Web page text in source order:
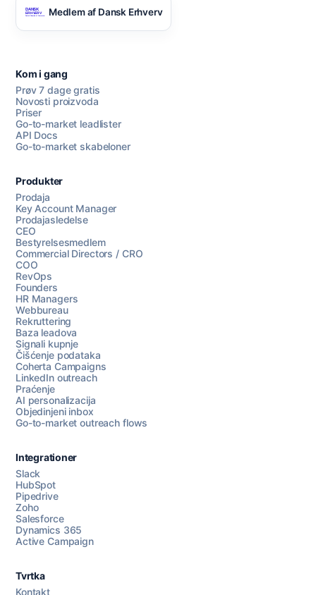
Razgovarajte s nama
Medlem af Dansk Erhverv
Kom i gang
Prøv 7 dage gratis
Novosti proizvoda
Priser
Go-to-market leadlister
API Docs
Go-to-market skabeloner
Produkter
Prodaja
Key Account Manager
Prodajasledelse
CEO
Bestyrelsesmedlem
Commercial Directors / CRO
COO
RevOps
Founders
HR Managers
Webbureau
Rekruttering
Baza leadova
Signali kupnje
Čišćenje podataka
Coherta Campaigns
LinkedIn outreach
Praćenje
AI personalizacija
Objedinjeni inbox
Go-to-market outreach flows
Integrationer
Slack
HubSpot
Pipedrive
Zoho
Salesforce
Dynamics 365
Active Campaign
Tvrtka
Kontakt